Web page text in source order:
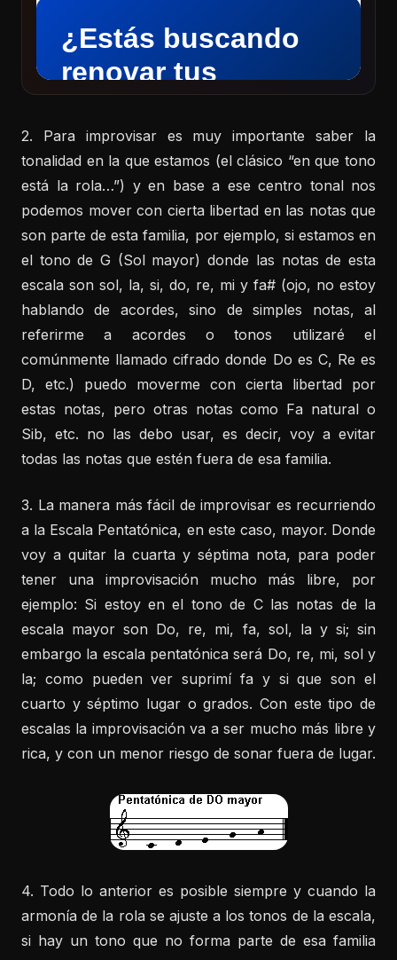
2. Para improvisar es muy importante saber la
tonalidad en la que estamos (el clásico “en que tono
está la rola…”) y en base a ese centro tonal nos
podemos mover con cierta libertad en las notas que
son parte de esta familia, por ejemplo, si estamos en
el tono de G (Sol mayor) donde las notas de esta
escala son sol, la, si, do, re, mi y fa# (ojo, no estoy
hablando de acordes, sino de simples notas, al
referirme a acordes o tonos utilizaré el
comúnmente llamado cifrado donde Do es C, Re es
D, etc.) puedo moverme con cierta libertad por
estas notas, pero otras notas como Fa natural o
Sib, etc. no las debo usar, es decir, voy a evitar
todas las notas que estén fuera de esa familia.
3. La manera más fácil de improvisar es recurriendo
a la Escala Pentatónica, en este caso, mayor. Donde
voy a quitar la cuarta y séptima nota, para poder
tener una improvisación mucho más libre, por
ejemplo: Si estoy en el tono de C las notas de la
escala mayor son Do, re, mi, fa, sol, la y si; sin
embargo la escala pentatónica será Do, re, mi, sol y
la; como pueden ver suprimí fa y si que son el
cuarto y séptimo lugar o grados. Con este tipo de
escalas la improvisación va a ser mucho más libre y
rica, y con un menor riesgo de sonar fuera de lugar.
4. Todo lo anterior es posible siempre y cuando la
armonía de la rola se ajuste a los tonos de la escala,
si hay un tono que no forma parte de esa familia